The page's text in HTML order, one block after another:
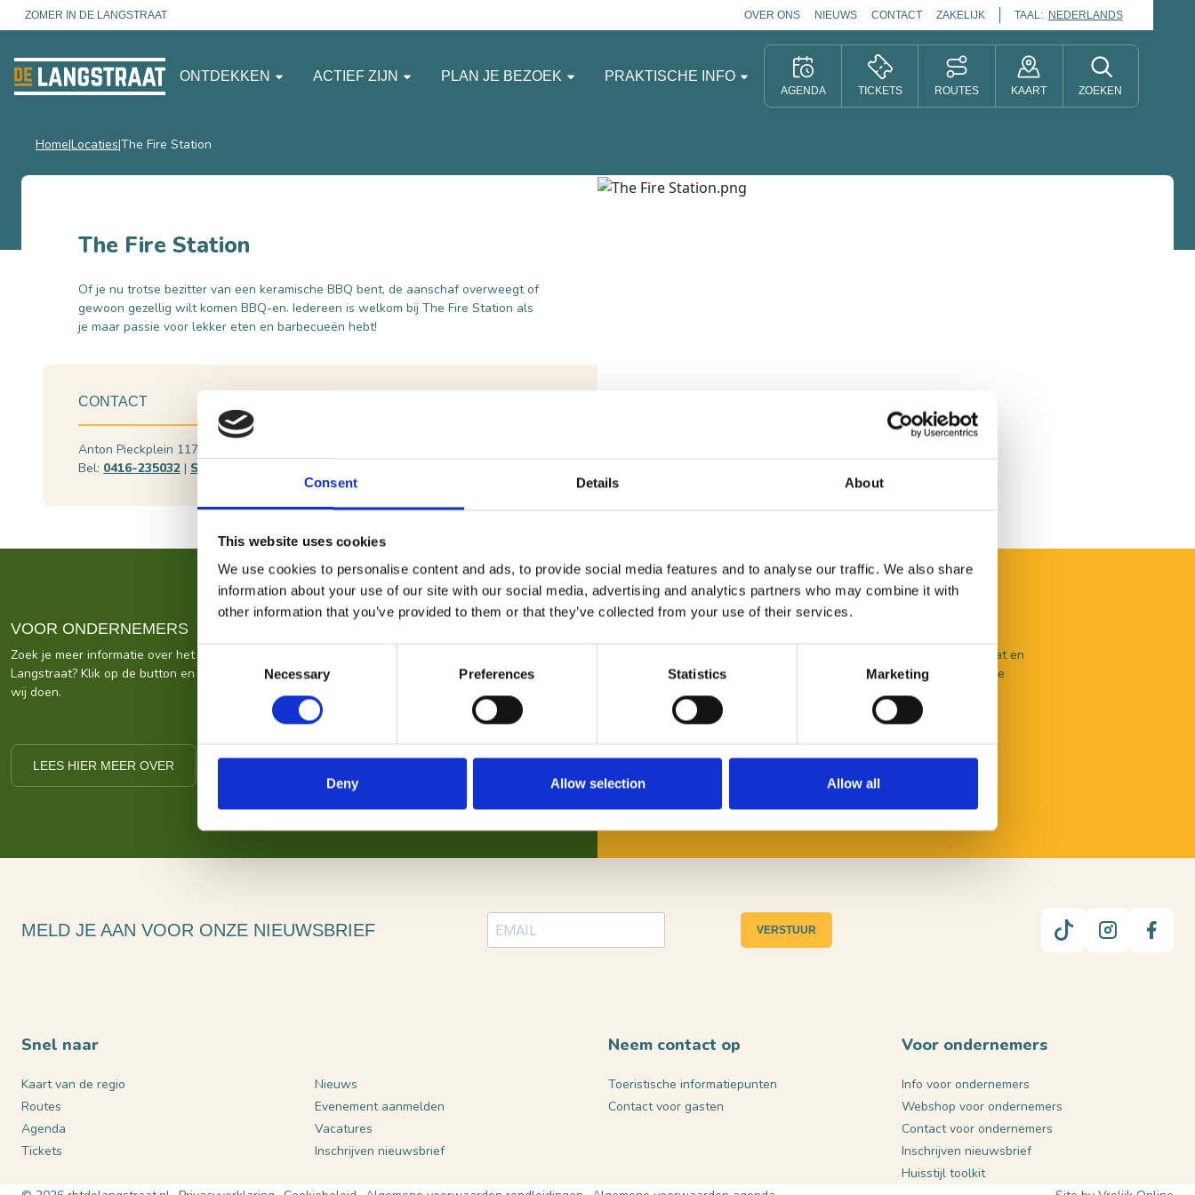
Consent Details About
This website uses cookies
We use cookies to personalise content and ads, to provide social media features and to analyse our traffic. We also share
information about your use of our site with our social media, advertising and analytics partners who may combine it with
other information that you’ve provided to them or that they’ve collected from your use of their services.
Necessary Preferences Statistics Marketing
Deny Allow selection Allow all
ZOMER IN DE LANGSTRAAT OVER ONS NIEUWS CONTACT ZAKELIJK TAAL: NEDERLANDS
ONTDEKKEN ACTIEF ZIJN PLAN JE BEZOEK PRAKTISCHE INFO
AGENDA TICKETS ROUTES KAART ZOEKEN
Home Locaties The Fire Station
The Fire Station
Of je nu trotse bezitter van een keramische BBQ bent, de aanschaf overweegt of
gewoon gezellig wilt komen BBQ-en. Iedereen is welkom bij The Fire Station als
je maar passie voor lekker eten en barbecueën hebt!
CONTACT
Anton Pieckplein 117a, 5171 CV Kaatsheuvel
Bel: 0416-235032 | Stuur een e-mail
VOOR ONDERNEMERS
Zoek je meer informatie over het bedrijf achter Bezoek De
Langstraat? Klik op de button en kom alles te weten over ons wat
wij doen.
LEES HIER MEER OVER
Benieuwd naar wat er allemaal te beleven valt in De Langstraat en
wil je daarover graag persoonlijk advies? Je kunt terecht bij onze
Toeristische Informatiepunten.
MELD JE AAN VOOR ONZE NIEUWSBRIEF VERSTUUR
Snel naar
Kaart van de regio
Routes
Agenda
Tickets
Nieuws
Evenement aanmelden
Vacatures
Inschrijven nieuwsbrief
Neem contact op
Toeristische informatiepunten
Contact voor gasten
Voor ondernemers
Info voor ondernemers
Webshop voor ondernemers
Contact voor ondernemers
Inschrijven nieuwsbrief
Huisstijl toolkit